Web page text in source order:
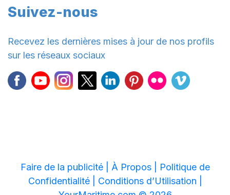
Suivez-nous
Recevez les dernières mises à jour de nos profils
sur les réseaux sociaux
Faire de la publicité | À Propos |
Politique de
Confidentialité | Conditions d’Utilisation |